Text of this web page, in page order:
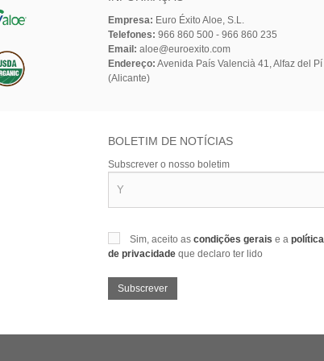
Empresa: Euro Éxito Aloe, S.L.
Telefones: 966 860 500 - 966 860 235
Email: aloe@euroexito.com
Endereço: Avenida País Valencià 41, Alfaz del Pí
(Alicante)
BOLETIM DE NOTÍCIAS
Subscrever o nosso boletim
Sim, aceito as condições gerais e a política
de privacidade que declaro ter lido
Subscrever